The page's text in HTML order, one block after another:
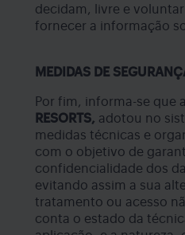
decidam, livre e
fornecer a informação
MEDIDAS DE
Por fim, informa-se que a
RESORTS, adotou no
medidas técnicas e
com o objetivo de
confidencialidade dos
evitando assim a sua
tratamento ou acesso
conta o estado da